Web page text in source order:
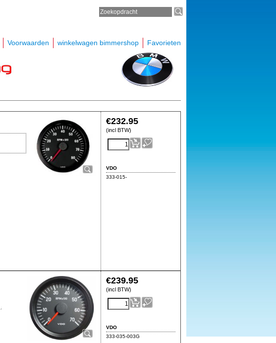
Voorwaarden winkelwagen bimmershop Favorieten
€232.95
(incl BTW)
VDO
333-015-
€239.95
(incl BTW)
VDO
333-035-003G